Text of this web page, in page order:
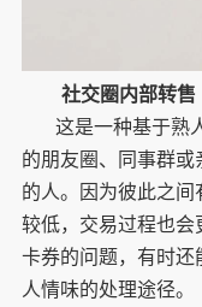
社交圈内部转售
这是一种基于熟
的朋友圈、同事群
的人。因为彼此之
较低，交易过程也会
卡券的问题，有时还
人情味的处理途径。